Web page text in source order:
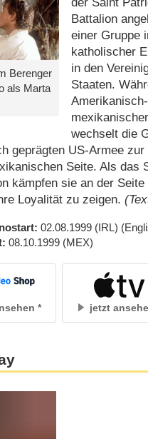
Berenger
als Marta
Battalion
einer Gruppe
katholischer
in den
Staaten.
Amerikanisch-
wechselt die
geprägten US-Armee zur
Seite. Als das
kämpfen sie an der Seite
Loyalität zu zeigen.
02.08.1999 (IRL)
08.10.1999 (MEX)
jetzt